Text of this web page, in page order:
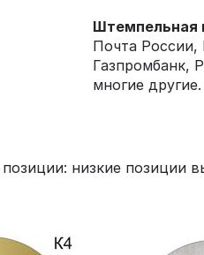
Штемпельная
Почта России,
Газпромбанк,
многие другие.
низкие позиции